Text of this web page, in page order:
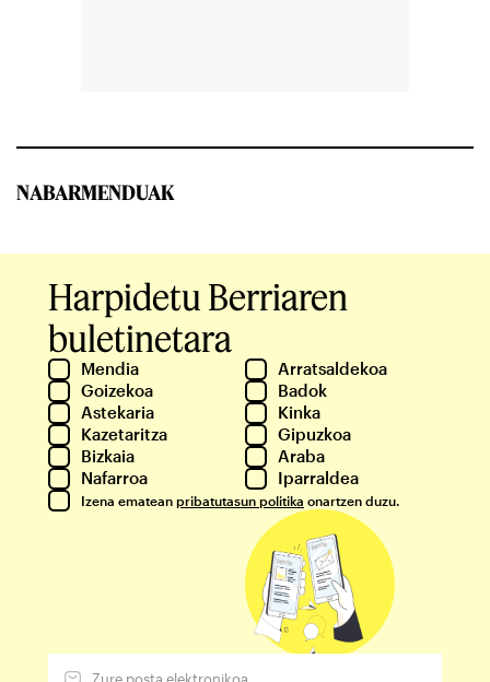
NABARMENDUAK
Harpidetu Berriaren
buletinetara
Mendia
Arratsaldekoa
Goizekoa
Badok
Astekaria
Kinka
Kazetaritza
Gipuzkoa
Bizkaia
Araba
Nafarroa
Iparraldea
Izena ematean pribatutasun politika onartzen duzu.